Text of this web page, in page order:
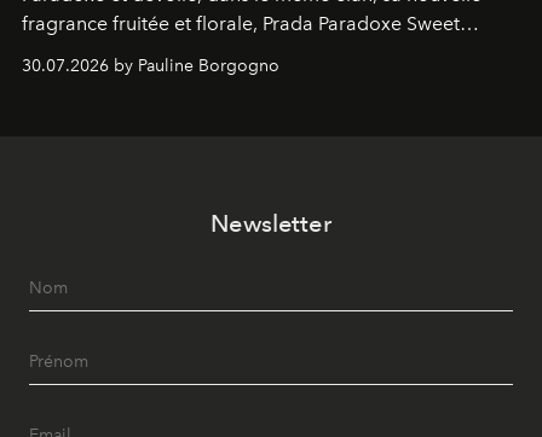
fragrance fruitée et florale, Prada Paradoxe Sweet
30.07.2026 by Pauline Borgogno
Newsletter